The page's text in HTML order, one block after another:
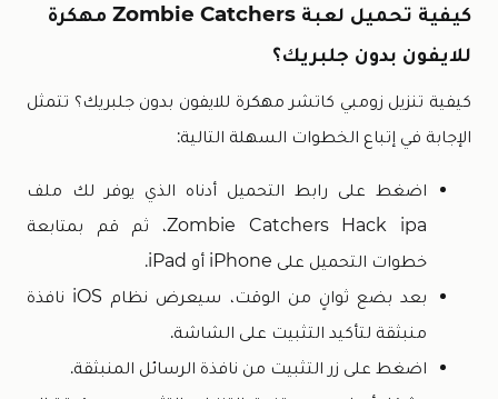
كيفية تحميل لعبة Zombie Catchers مهكرة
للايفون بدون جلبريك؟
كيفية تنزيل زومبي كاتشر مهكرة للايفون بدون جلبريك؟ تتمثل
الإجابة في إتباع الخطوات السهلة التالية:
اضغط على رابط التحميل أدناه الذي يوفر لك ملف
Zombie Catchers Hack ipa، ثم قم بمتابعة
خطوات التحميل على iPhone أو iPad.
بعد بضع ثوانٍ من الوقت، سيعرض نظام iOS نافذة
منبثقة لتأكيد التثبيت على الشاشة.
اضغط على زر التثبيت من نافذة الرسائل المنبثقة.